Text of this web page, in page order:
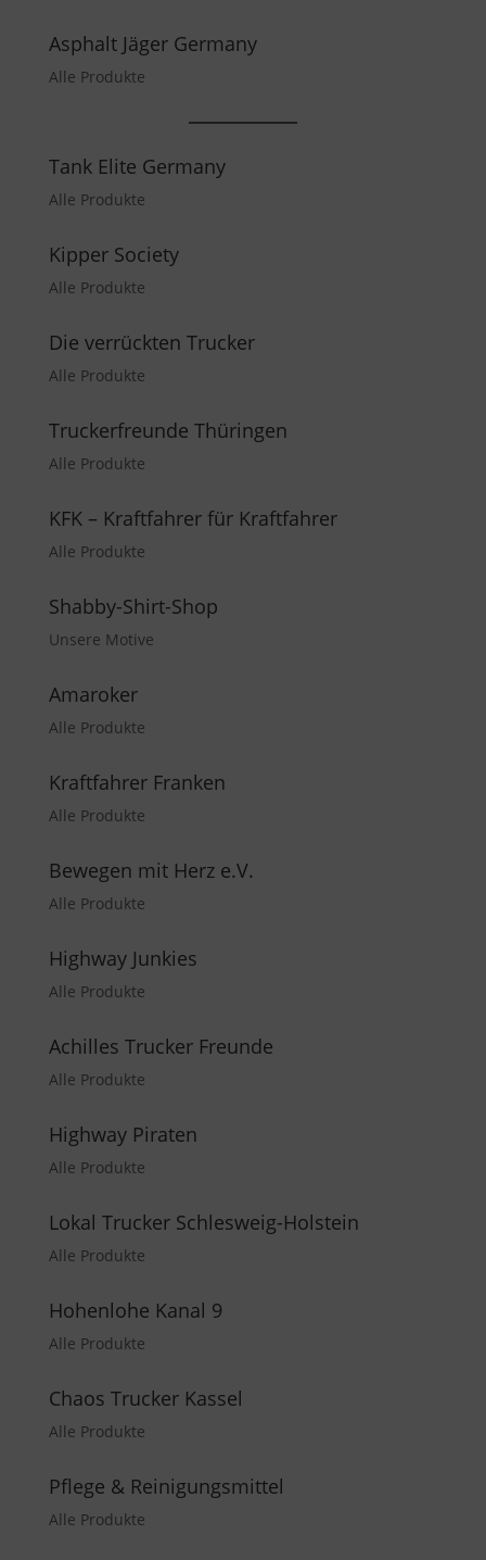
Asphalt Jäger Germany
Alle Produkte
Tank Elite Germany
Alle Produkte
Kipper Society
Alle Produkte
Die verrückten Trucker
Alle Produkte
Truckerfreunde Thüringen
Alle Produkte
KFK – Kraftfahrer für Kraftfahrer
Alle Produkte
Shabby-Shirt-Shop
Unsere Motive
Amaroker
Alle Produkte
Kraftfahrer Franken
Alle Produkte
Bewegen mit Herz e.V.
Alle Produkte
Highway Junkies
Alle Produkte
Achilles Trucker Freunde
Alle Produkte
Highway Piraten
Alle Produkte
Lokal Trucker Schlesweig-Holstein
Alle Produkte
Hohenlohe Kanal 9
Alle Produkte
Chaos Trucker Kassel
Alle Produkte
Pflege & Reinigungsmittel
Alle Produkte